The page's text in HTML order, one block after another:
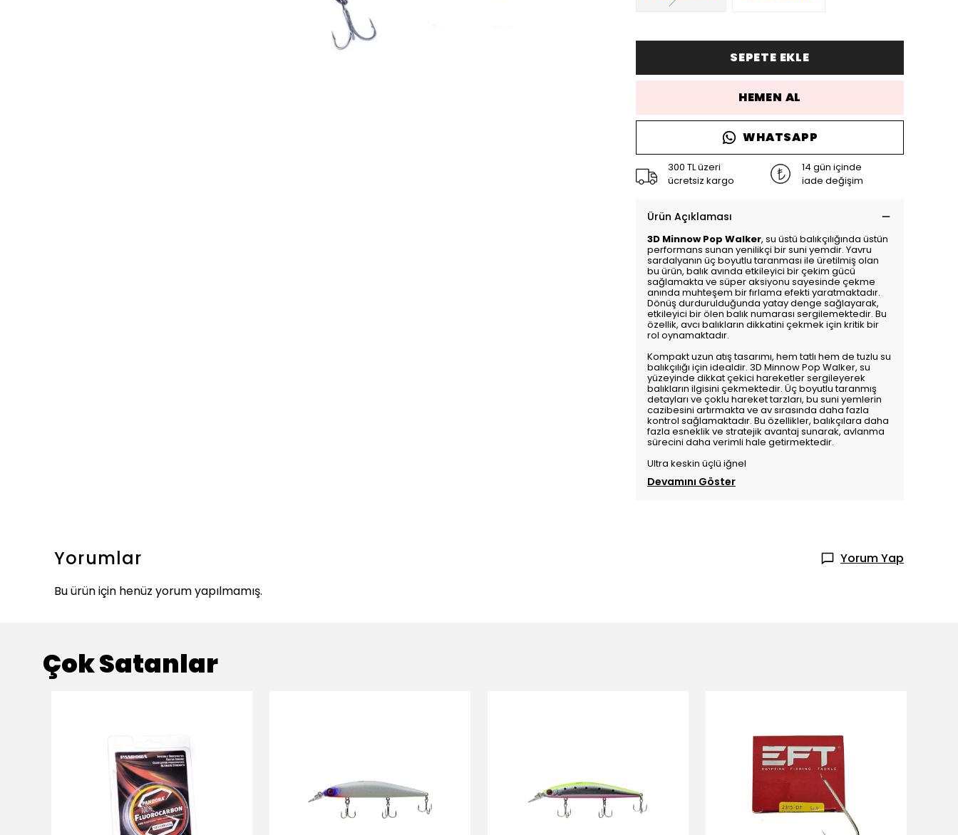
SEPETE EKLE
HEMEN AL
WHATSAPP
300 TL üzeri
ücretsiz kargo
14 gün içinde
iade değişim
Ürün Açıklaması
3D Minnow Pop Walker, su üstü balıkçılığında üstün
performans sunan yenilikçi bir suni yemdir. Yavru
sardalyanın üç boyutlu taranması ile üretilmiş olan
bu ürün, balık avında etkileyici bir çekim gücü
sağlamakta ve süper aksiyonu sayesinde çekme
anında muhteşem bir fırlama efekti yaratmaktadır.
Dönüş durdurulduğunda yatay denge sağlayarak,
etkileyici bir ölen balık numarası sergilemektedir. Bu
özellik, avcı balıkların dikkatini çekmek için kritik bir
rol oynamaktadır.
Kompakt uzun atış tasarımı, hem tatlı hem de tuzlu su
balıkçılığı için idealdir. 3D Minnow Pop Walker, su
yüzeyinde dikkat çekici hareketler sergileyerek
balıkların ilgisini çekmektedir. Üç boyutlu taranmış
detayları ve çoklu hareket tarzları, bu suni yemlerin
cazibesini artırmakta ve av sırasında daha fazla
kontrol sağlamaktadır. Bu özellikler, balıkçılara daha
fazla esneklik ve stratejik avantaj sunarak, avlanma
sürecini daha verimli hale getirmektedir.
Ultra keskin üçlü iğnel
Devamını Göster
Yorumlar
Yorum Yap
Bu ürün için henüz yorum yapılmamış.
Çok Satanlar